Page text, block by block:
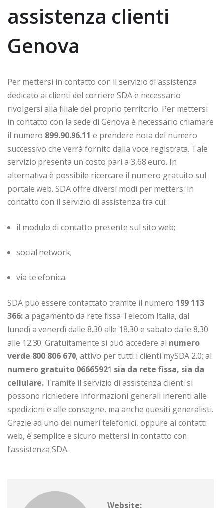
assistenza clienti
Genova
Per mettersi in contatto con il servizio di assistenza
dedicato ai clienti del corriere SDA è necessario
rivolgersi alla filiale del proprio territorio. Per mettersi
in contatto con la sede di Genova è necessario chiamare
il numero 899.90.96.11 e prendere nota del numero
successivo che verrà fornito dalla voce registrata. Tale
servizio presenta un costo pari a 3,68 euro. In
alternativa è possibile ricercare il numero gratuito sul
portale web. SDA offre diversi modi per mettersi in
contatto con il servizio di assistenza tra cui:
il modulo di contatto presente sul sito web;
social network;
via telefonica.
SDA può essere contattato tramite il numero 199 113
366:a pagamento da rete fissa Telecom Italia, dal
lunedì a venerdì dalle 8.30 alle 18.30 e sabato dalle 8.30
alle 12.30. Gratuitamente si può accedere al numero
verde 800 806 670, attivo per tutti i clienti mySDA 2.0; al
numero gratuito 06665921 sia da rete fissa, sia da
cellulare. Tramite il servizio di assistenza clienti si
possono richiedere informazioni generali inerenti alle
spedizioni e alle consegne, ma anche quesiti generalisti.
Grazie ad uno dei numeri telefonici, oppure ai contatti
web, è semplice e sicuro mettersi in contatto con
l’assistenza SDA.
Website: